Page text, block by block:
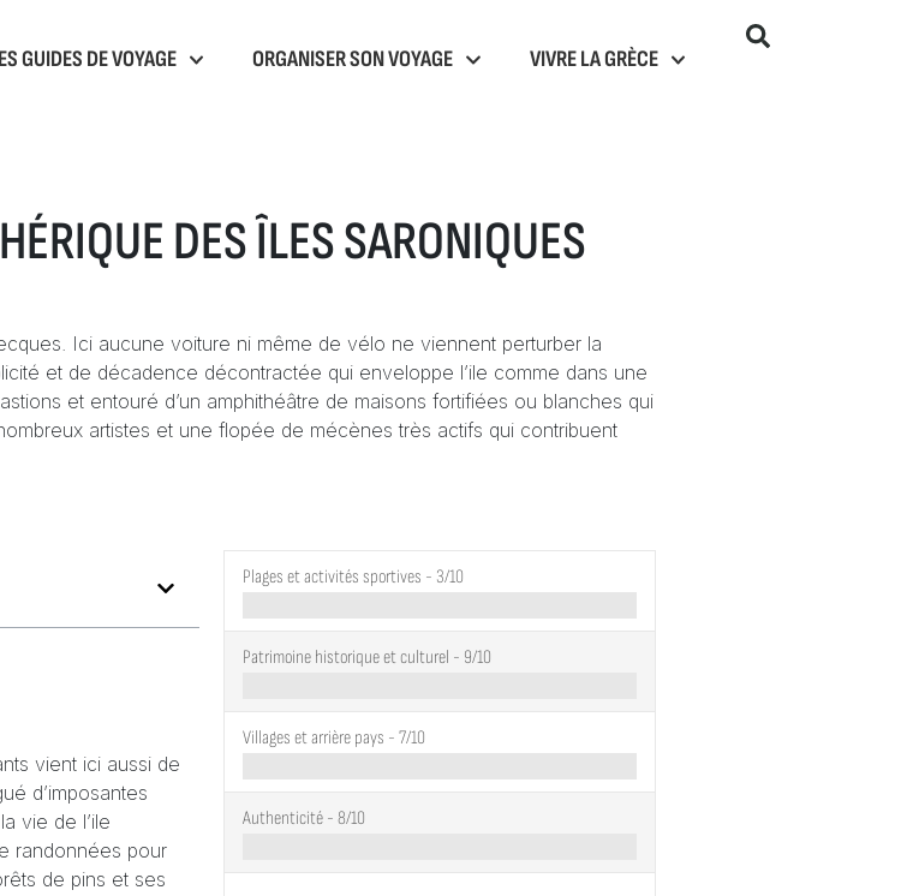
GUIDES DE VOYAGE ORGANISER SON VOYAGE VIVRE LA GRÈCE
DES ÎLES SARONIQUES
Ici aucune voiture ni même de vélo ne viennent perturber la
et de décadence décontractée qui enveloppe l’ile comme dans une
et entouré d’un amphithéâtre de maisons fortifiées ou blanches qui
artistes et une flopée de mécènes très actifs qui contribuent
vient ici aussi de
d’imposantes
vie de l’ile
randonnées pour
de pins et ses
Plages et activités sportives - 3/10
Patrimoine historique et culturel - 9/10
Villages et arrière pays - 7/10
Authenticité - 8/10